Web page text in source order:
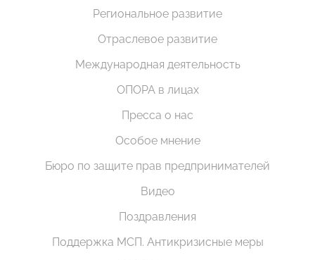
Региональное развитие
Отраслевое развитие
Международная деятельность
ОПОРА в лицах
Пресса о нас
Особое мнение
Бюро по защите прав предпринимателей
Видео
Поздравления
Поддержка МСП. Антикризисные меры